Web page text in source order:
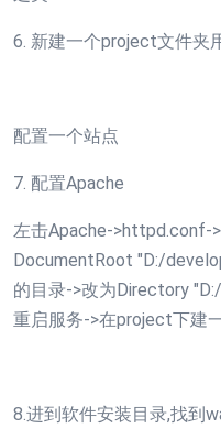
6. 新建一个project文件夹
配置一个站点
7. 配置Apache
左击Apache->httpd.conf-
DocumentRoot "D:/
的目录->改为Directory
重启服务->在project下建
8.进到软件安装目录,找到